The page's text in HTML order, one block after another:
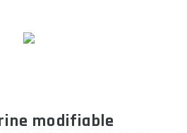
modifiable